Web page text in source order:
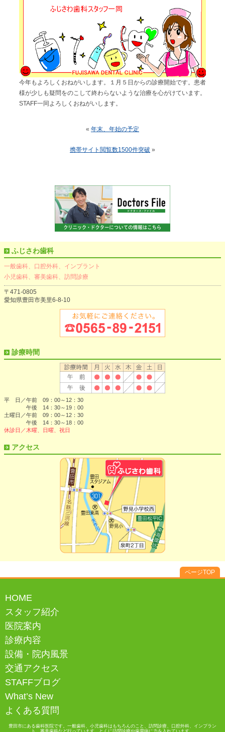
今年もよろしくおねがいします。１月５日からの診療開始です。患者
様が少しも疑問をのこして終わらないような治療を心がけています。
STAFF一同よろしくおねがいします。
« 年末、年始の予定
携帯サイト閲覧数1500件突破 »
ふじさわ歯科
一般歯科、口腔外科、インプラント
小児歯科、審美歯科、訪問診療
〒471-0805
愛知県豊田市美里6-8-10
診療時間
平 日／午前 09：00～12：30
午後 14：30～19：00
土曜日／午前 09：00～12：30
午後 14：30～18：00
休診日／木曜、日曜、祝日
アクセス
ページTOP
HOME
スタッフ紹介
医院案内
診療内容
設備・院内風景
交通アクセス
STAFFブログ
What’s New
よくある質問
豊田市にある歯科医院です。一般歯科、小児歯科はもちろんのこと、訪問診療、口腔外科、インプラン